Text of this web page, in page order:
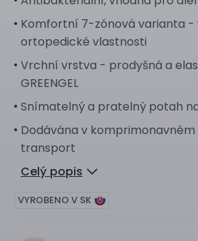
Komfortní 7-zónová varianta -
ortopedické vlastnosti
Vrchní vrstva - prodyšná a
GREENGEL
Snímatelný a pratelný potah
Dodávána v
transport
Celý popis
VYROBENO V SK